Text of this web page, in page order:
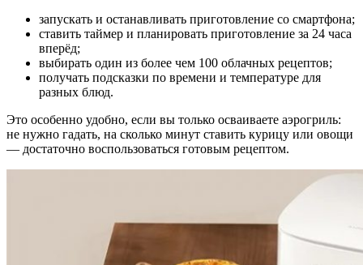
запускать и останавливать приготовление со смартфона;
ставить таймер и планировать приготовление за 24 часа
вперёд;
выбирать один из более чем 100 облачных рецептов;
получать подсказки по времени и температуре для
разных блюд.
Это особенно удобно, если вы только осваиваете аэрогриль:
не нужно гадать, на сколько минут ставить курицу или овощи
— достаточно воспользоваться готовым рецептом.